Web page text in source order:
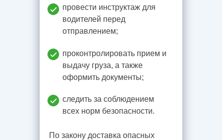
По закону доставка опасных
провести инструктаж для
водителей перед
отправлением;
проконтролировать прием и
выдачу груза, а также
оформить документы;
следить за соблюдением
всех норм безопасности.